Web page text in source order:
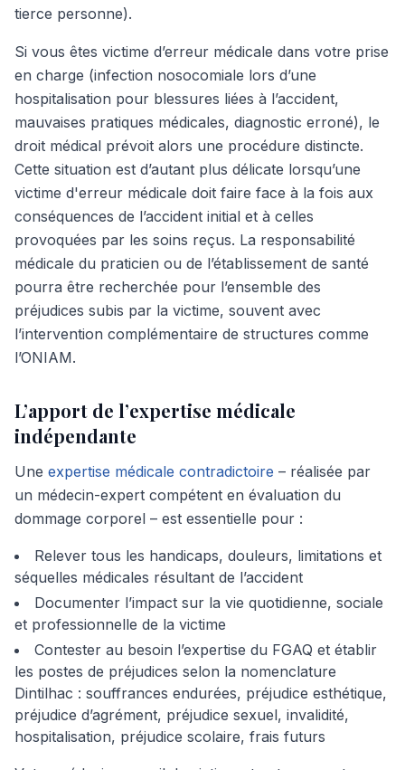
tierce personne).
Si vous êtes victime d’erreur médicale dans votre prise
en charge (infection nosocomiale lors d’une
hospitalisation pour blessures liées à l’accident,
mauvaises pratiques médicales, diagnostic erroné), le
droit médical prévoit alors une procédure distincte.
Cette situation est d’autant plus délicate lorsqu’une
victime d'erreur médicale doit faire face à la fois aux
conséquences de l’accident initial et à celles
provoquées par les soins reçus. La responsabilité
médicale du praticien ou de l’établissement de santé
pourra être recherchée pour l’ensemble des
préjudices subis par la victime, souvent avec
l’intervention complémentaire de structures comme
l’ONIAM.
L’apport de l’expertise médicale
indépendante
Une expertise médicale contradictoire – réalisée par
un médecin-expert compétent en évaluation du
dommage corporel – est essentielle pour :
Relever tous les handicaps, douleurs, limitations et
séquelles médicales résultant de l’accident
Documenter l’impact sur la vie quotidienne, sociale
et professionnelle de la victime
Contester au besoin l’expertise du FGAQ et établir
les postes de préjudices selon la nomenclature
Dintilhac : souffrances endurées, préjudice esthétique,
préjudice d’agrément, préjudice sexuel, invalidité,
hospitalisation, préjudice scolaire, frais futurs